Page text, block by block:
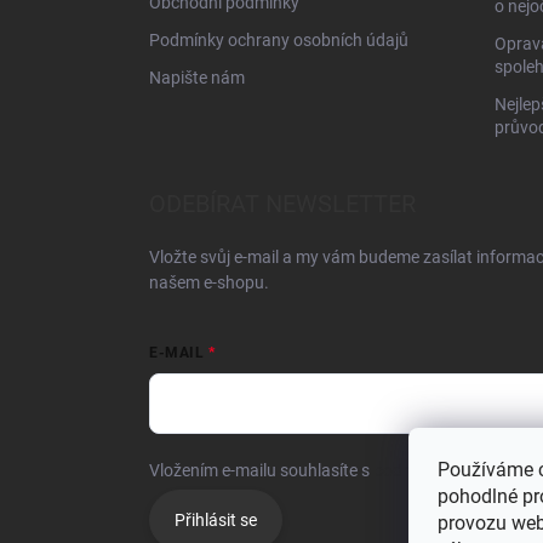
Používáme
pohodlné
provozu
Podmínky ochrany osobních údajů
Napište nám
o
Vložte svůj e-mail a my vám budeme zasílat
našem e-shopu.
E-MAIL
Vložením e-mailu souhlasíte s podmínkami ochrany
Přihlásit se